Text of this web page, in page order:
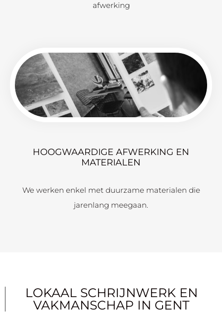
afwerking
HOOGWAARDIGE AFWERKING EN
MATERIALEN
We werken enkel met duurzame materialen die
jarenlang meegaan.
LOKAAL SCHRIJNWERK EN
VAKMANSCHAP IN GENT